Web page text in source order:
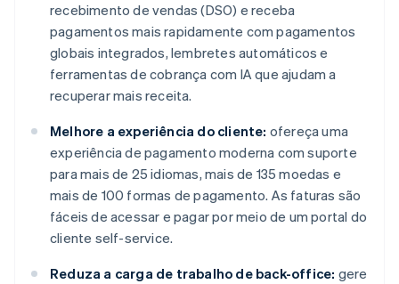
recebimento de vendas (DSO) e receba
pagamentos mais rapidamente com pagamentos
globais integrados, lembretes automáticos e
ferramentas de cobrança com IA que ajudam a
recuperar mais receita.
Melhore a experiência do cliente: ofereça uma
experiência de pagamento moderna com suporte
para mais de 25 idiomas, mais de 135 moedas e
mais de 100 formas de pagamento. As faturas são
fáceis de acessar e pagar por meio de um portal do
cliente self-service.
Reduza a carga de trabalho de back-office: gere